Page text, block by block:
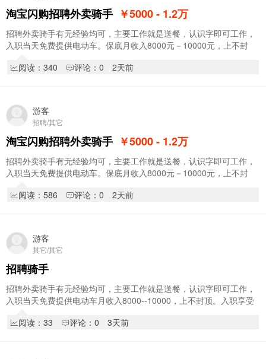
淘宝闪购招聘外卖骑手 ￥5000 - 1.2万
招聘外卖骑手有无经验均可，主要工作就是送餐，认识字即可工作，
入职当天免费提供电动车。保底月收入8000元－10000元，上不封
阅读：340
评论：0 2天前
游客
招聘/其它
淘宝闪购招聘外卖骑手 ￥5000 - 1.2万
招聘外卖骑手有无经验均可，主要工作就是送餐，认识字即可工作，
入职当天免费提供电动车。保底月收入8000元－10000元，上不封
阅读：586
评论：0 2天前
游客
其它/其它
招聘骑手
招聘外卖骑手有无经验均可，主要工作就是送餐，认识字即可工作，
入职当天免费提供电动车月收入8000--10000，上不封顶。入职享受
阅读：33
评论：0 3天前